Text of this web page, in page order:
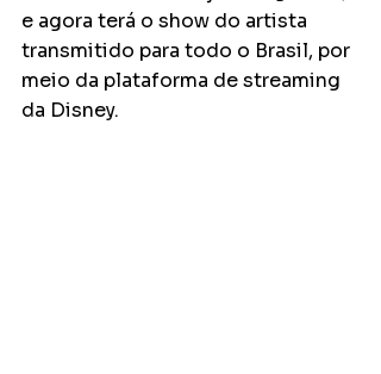
e agora terá o show do artista
transmitido para todo o Brasil, por
meio da plataforma de streaming
da Disney.